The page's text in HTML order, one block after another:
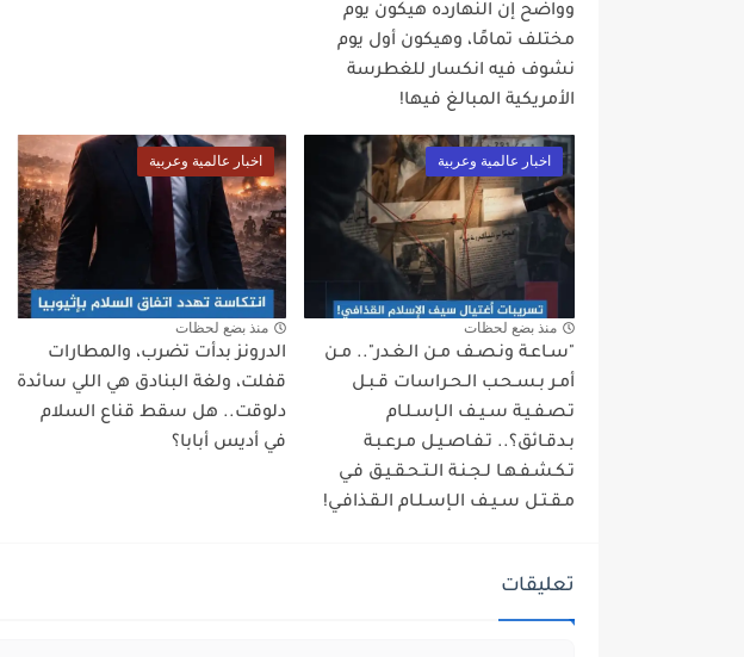
وواضح إن النهارده هيكون يوم
مختلف تمامًا، وهيكون أول يوم
نشوف فيه انكسار للغطرسة
الأمريكية المبالغ فيها!
اخبار عالمية وعربية
منذ بضع لحظات
"سـاعـة ونـصـف مـن الـغـدر".. مـن
أمـر بـسـحـب الـحـراسات قـبـل
تـصـفـيـة سـيـف الـإسـلـام
بـدقـائق؟.. تـفـاصـيـل مـرعـبـة
تـكـشـفـهـا لـجـنـة الـتـحـقـيـق فـي
مـقـتـل سـيـف الـإسـلـام الـقـذافـي!
اخبار عالمية وعربية
منذ بضع لحظات
الدرونز بدأت تضرب، والمطارات
قفلت، ولغة البنادق هي اللي سائدة
دلوقت.. هل سقط قناع السلام
في أديس أبابا؟
تعليقات